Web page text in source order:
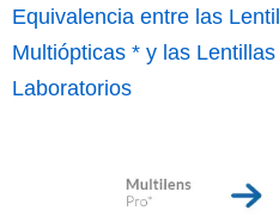
Equivalencia entre las
Multiópticas * y las
Laboratorios